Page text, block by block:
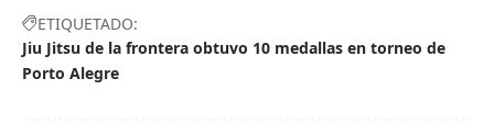
ETIQUETADO:
Jiu Jitsu de la frontera obtuvo 10 medallas en torneo de
Porto Alegre